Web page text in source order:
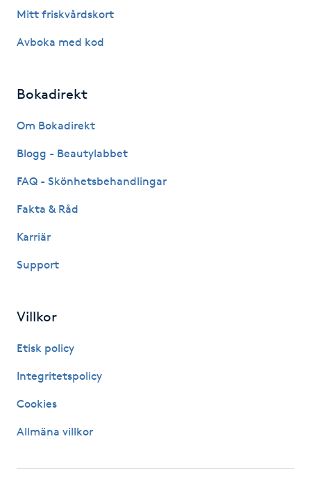
K18
Kemisk peeling
Keratinbehandling
Kinesisk medicin
Kiropraktik
Klangmassage
Klippning
Klippning ungdom
Koppningsmassage
Mitt friskvårdskort
Avboka med kod
Bokadirekt
Om Bokadirekt
Blogg - Beautylabbet
FAQ - Skönhetsbehandlingar
Fakta & Råd
Karriär
Support
Villkor
Etisk policy
Integritetspolicy
Cookies
Allmäna villkor